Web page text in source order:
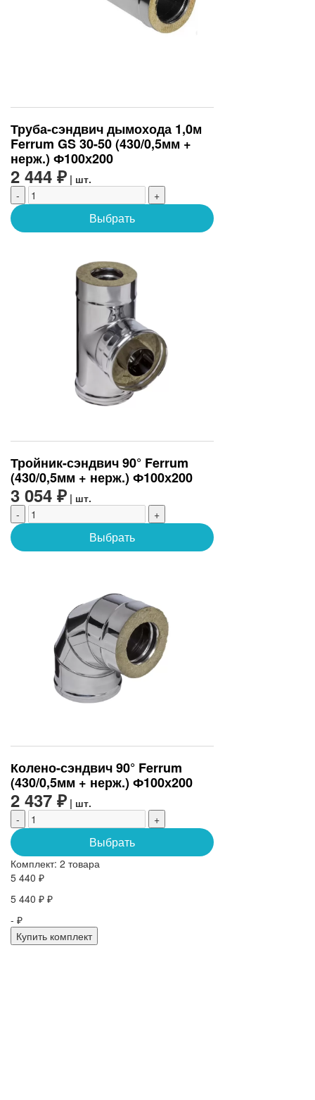
Труба-сэндвич дымохода 1,0м
Ferrum GS 30-50 (430/0,5мм +
нерж.) Ф100х200
2 444 ₽ | шт.
-
+
Выбрать
Тройник-сэндвич 90° Ferrum
(430/0,5мм + нерж.) Ф100х200
3 054 ₽ | шт.
-
+
Выбрать
Колено-сэндвич 90° Ferrum
(430/0,5мм + нерж.) Ф100х200
2 437 ₽ | шт.
-
+
Выбрать
Комплект: 2 товара
5 440 ₽
5 440 ₽ ₽
- ₽
Купить комплект